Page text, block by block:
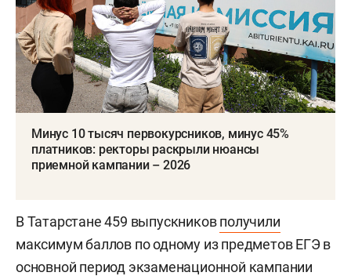
Минус 10 тысяч первокурсников, минус 45%
платников: ректоры раскрыли нюансы
приемной кампании – 2026
В Татарстане 459 выпускниковполучили
максимум баллов по одному из предметов ЕГЭ в
основной период экзаменационной кампании